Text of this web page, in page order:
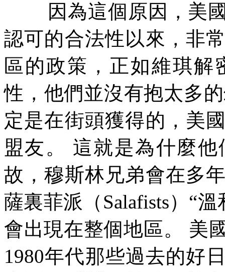
因為這個原因，美
認可的合法性以來，非
區的政策，正如維琪解
性，他們並沒有抱太多
定是在街頭獲得的，美
盟友。
這就是為什麼
故，穆斯林兄弟會在多
薩裏菲派（ Salafists） “溫
會出現在整個地區。
美
1980年代那些過去的好